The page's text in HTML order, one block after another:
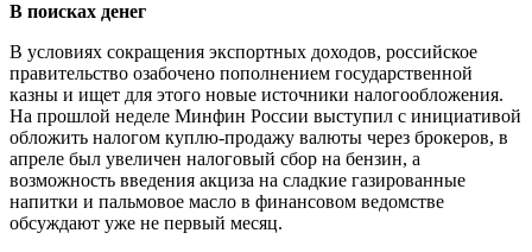
В поисках денег
В условиях сокращения экспортных доходов, российское
правительство озабочено пополнением государственной
казны и ищет для этого новые источники налогообложения.
На прошлой неделе Минфин России выступил с инициативой
обложить налогом куплю-продажу валюты через брокеров, в
апреле был увеличен налоговый сбор на бензин, а
возможность введения акциза на сладкие газированные
напитки и пальмовое масло в финансовом ведомстве
обсуждают уже не первый месяц.